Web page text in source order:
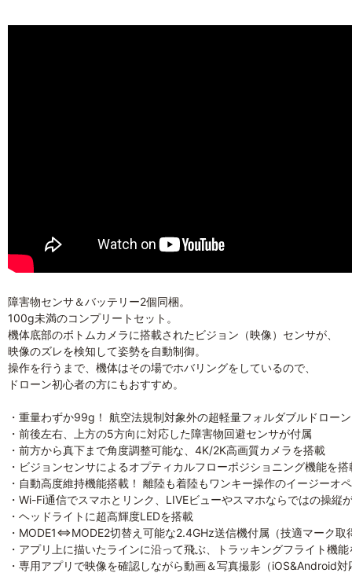
障害物センサ＆バッテリー2個同梱。
100g未満のコンプリートセット。
機体底部のボトムカメラに搭載されたビジョン（映像）センサが、
映像のズレを検知して姿勢を自動制御。
操作を行うまで、機体はその場でホバリングをしているので、
ドローン初心者の方にもおすすめ。
・重量わずか99g！ 航空法規制対象外の超軽量フォルダブルドローン
・前後左右、上方の5方向に対応した障害物回避センサが付属
・前方から真下まで角度調整可能な、4K/2K高画質カメラを搭載
・ビジョンセンサによるオプティカルフローポジショニング機能を搭
・自動高度維持機能搭載！ 離陸も着陸もワンキー操作のイージーオ
・Wi-Fi通信でスマホとリンク、LIVEビューやスマホならではの操縦
・ヘッドライトに超高輝度LEDを搭載
・MODE1⇔MODE2切替え可能な2.4GHz送信機付属（技適マーク取
・アプリ上に描いたラインに沿って飛ぶ、トラッキングフライト機能
・専用アプリで映像を確認しながら動画＆写真撮影（iOS&Android対